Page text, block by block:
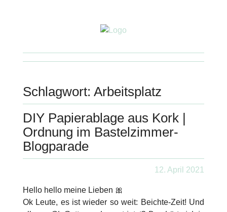
Schlagwort: Arbeitsplatz
DIY Papierablage aus Kork |
Ordnung im Bastelzimmer-
Blogparade
12. April 2021
Hello hello meine Lieben 🎀
Ok Leute, es ist wieder so weit: Beichte-Zeit! Und